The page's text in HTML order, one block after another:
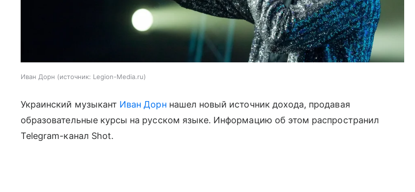
Иван Дорн источник: Legion-Media.ru
Украинский музыкант Иван Дорн нашел новый источник дохода, продавая
образовательные курсы на русском языке. Информацию об этом распространил
Telegram-канал Shot.